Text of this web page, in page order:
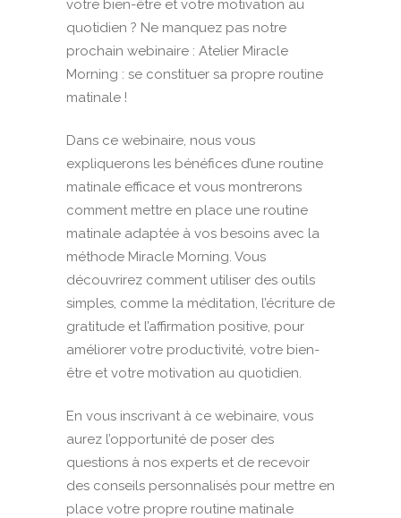
votre bien-être et votre motivation au
quotidien ? Ne manquez pas notre
prochain webinaire : Atelier Miracle
Morning : se constituer sa propre routine
matinale !
Dans ce webinaire, nous vous
expliquerons les bénéfices d’une routine
matinale efficace et vous montrerons
comment mettre en place une routine
matinale adaptée à vos besoins avec la
méthode Miracle Morning. Vous
découvrirez comment utiliser des outils
simples, comme la méditation, l’écriture de
gratitude et l’affirmation positive, pour
améliorer votre productivité, votre bien-
être et votre motivation au quotidien.
En vous inscrivant à ce webinaire, vous
aurez l’opportunité de poser des
questions à nos experts et de recevoir
des conseils personnalisés pour mettre en
place votre propre routine matinale